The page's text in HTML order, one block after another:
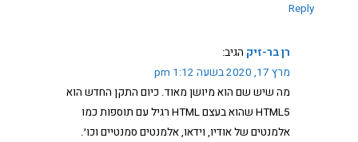
Reply
רן בר-זיק הגיב:
מרץ 17, 2020 בשעה 1:12 pm
מה שיש שם הוא מיושן מאוד. כיום התקן החדש הוא
HTML5 שהוא בעצם HTML רגיל עם תוספות כמו
אלמנטים של אודיו, וידאו, אלמנטים סמנטיים וכו׳.